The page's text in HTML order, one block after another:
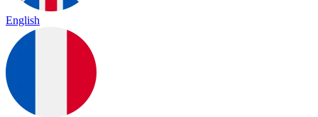
English